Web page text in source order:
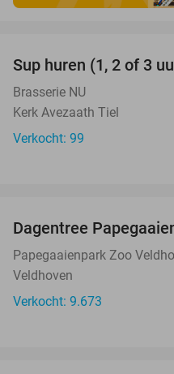
Sup huren (1, 2 of 3
Brasserie NU
Kerk Avezaath Tiel
Verkocht: 99
Dagentree
Papegaaienpark Zoo
Veldhoven
Verkocht: 9.673